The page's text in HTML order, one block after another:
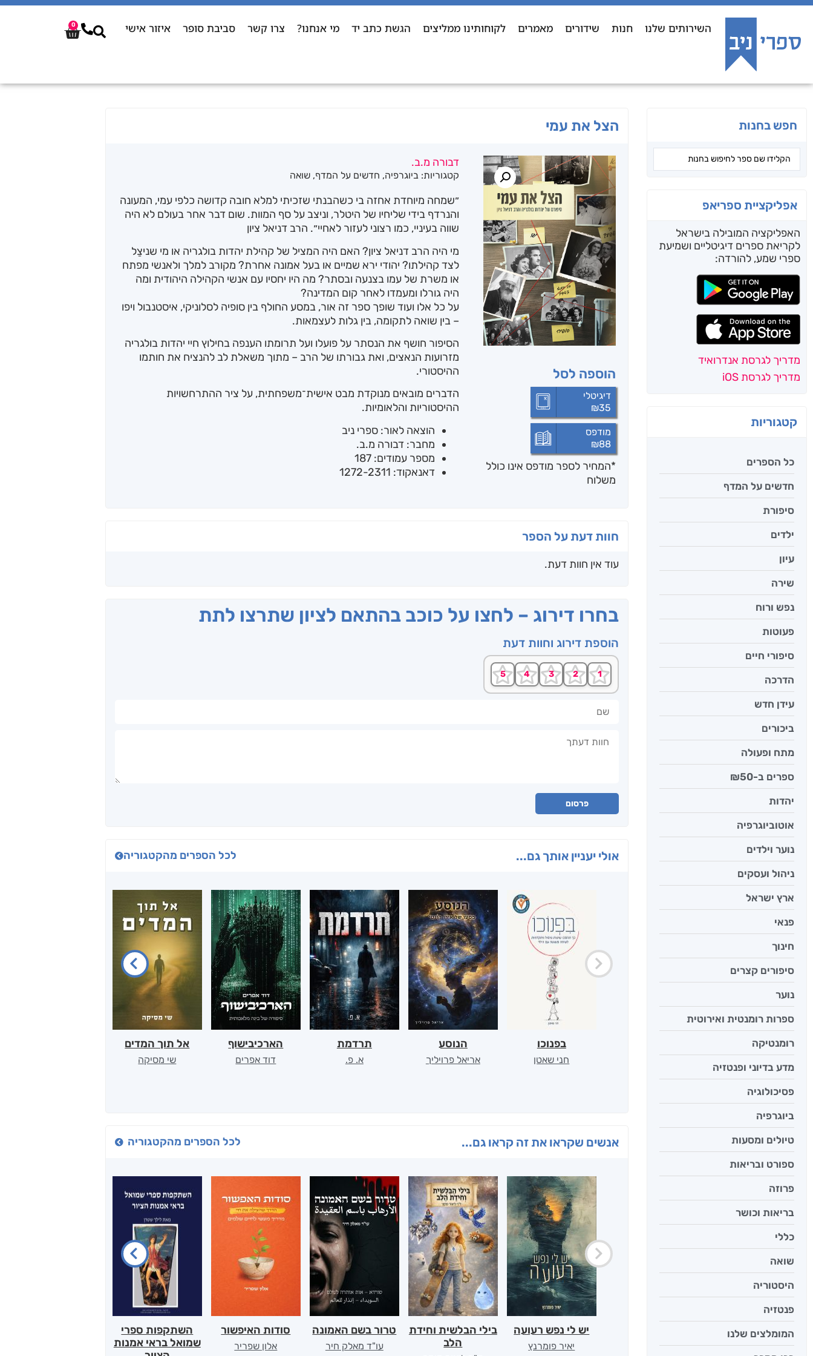
השירותים שלנו חנות שידורים מאמרים לקוחותינו ממליצים הגשת כתב יד מי אנחנו? צרו קשר סביבת סופר איזור אישי 0
חפש בחנות
אפליקציית ספריאפ
האפליקציה המובילה בישראל
לקריאת ספרים דיגיטליים ושמיעת
ספרי שמע, להורדה:
מדריך לגרסת אנדרואיד
מדריך לגרסת iOS
קטגוריות
כל הספרים
חדשים על המדף
סיפורת
ילדים
עיון
שירה
נפש ורוח
פעוטות
סיפורי חיים
הדרכה
עידן חדש
ביכורים
מתח ופעולה
ספרים ב-₪50
יהדות
אוטוביוגרפיה
נוער וילדים
ניהול ועסקים
ארץ ישראל
פנאי
חינוך
סיפורים קצרים
נוער
ספרות רומנטית ואירוטית
רומנטיקה
מדע בדיוני ופנטזיה
פסיכולוגיה
ביוגרפיה
טיולים ומסעות
ספורט ובריאות
פרוזה
בריאות וכושר
כללי
שואה
היסטוריה
פנטזיה
המומלצים שלנו
הצל את עמי
הוספה לסל
דיגיטלי
₪35
מודפס
₪88
*המחיר לספר מודפס אינו כולל
משלוח
דבורה מ.ב.
קטגוריות: ביוגרפיה, חדשים על המדף, שואה
״שמחה מיוחדת אחזה בי כשהבנתי שזכיתי למלא חובה קדושה כלפי עמי, המעונה
והנרדף בידי שליחיו של היטלר, וניצב על סף המוות. שום דבר אחר בעולם לא היה
שווה בעיניי, כמו רצוני לעזור לאחיי״. הרב דניאל ציון
מי היה הרב דניאל ציון? האם היה המציל של קהילת יהדות בולגריה או מי שניצַל
לצד קהילתו? יהודי ירא שמיים או בעל אמונה אחרת? מקורב למלך ולאנשי מפתח
או משרת של עמו בצנעה ובסתר? מה היו יחסיו עם אנשי הקהילה היהודית ומה
היה גורלו ומעמדו לאחר קום המדינה?
על כל אלו ועוד שופך ספר זה אור, במסע החולף בין סופיה לסלוניקי, איסטנבול ויפו
– בין שואה לתקומה, בין גלות לעצמאות.
הסיפור חושף את הנסתר על פועלו ועל תרומתו הענפה בחילוץ חיי יהדות בולגריה
מזרועות הנאצים, ואת גבורתו של הרב – מתוך משאלת לב להנציח את חותמו
ההיסטורי.
הדברים מובאים מנוקדת מבט אישית־משפחתית, על ציר ההתרחשויות
ההיסטוריות והלאומיות.
הוצאה לאור: ספרי ניב
מחבר: דבורה מ.ב.
מספר עמודים: 187
דאנאקוד: 1272-2311
חוות דעת על הספר
עוד אין חוות דעת.
בחרו דירוג – לחצו על כוכב בהתאם לציון שתרצו לתת
הוספת דירוג וחוות דעת
פרסום
אולי יעניין אותך גם... לכל הספרים מהקטגוריה
בפנוכו
חני שאטן
הנוסע
אריאל פרויליך
תרדמת
א. פ.
הארכיבישוף
דוד אפרים
אל תוך המדים
שי מסיקה
אנשים שקראו את זה קראו גם... לכל הספרים מהקטגוריה
יש לי נפש רעועה
יאיר פומרנץ
בילי הבלשית וחידת
הלב
טרור בשם האמונה
עו"ד מאלק חיר
סודות האיפשור
אלון שפריר
השתקפות ספרי
שמואל בראי אמנות